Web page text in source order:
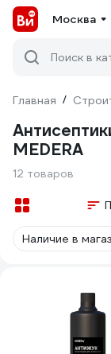
Москва
Поиск в
Главная /
MEDERA
12 товаров
Наличие в